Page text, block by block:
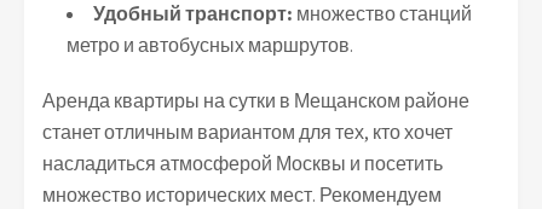
Удобный транспорт: множество станций
метро и автобусных маршрутов.
Аренда квартиры на сутки в Мещанском районе
станет отличным вариантом для тех, кто хочет
насладиться атмосферой Москвы и посетить
множество исторических мест. Рекомендуем